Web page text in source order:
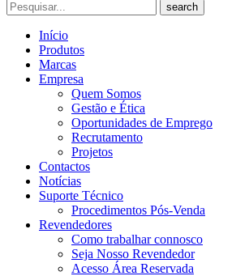
search
Início
Produtos
Marcas
Empresa
Quem Somos
Gestão e Ética
Oportunidades de Emprego
Recrutamento
Projetos
Contactos
Notícias
Suporte Técnico
Procedimentos Pós-Venda
Revendedores
Como trabalhar connosco
Seja Nosso Revendedor
Acesso Área Reservada